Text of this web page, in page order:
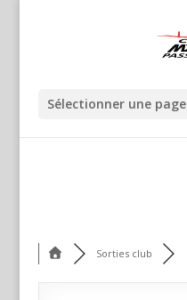
Sélectionner une page
Sorties club